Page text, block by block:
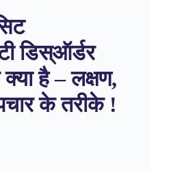
डिस्ऑर्डर
है – लक्षण,
के तरीके !